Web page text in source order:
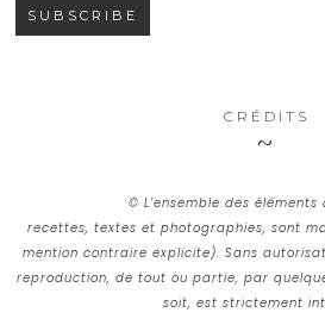
CRÉDITS
© L’ensemble des éléments
recettes, textes et photographies, sont
mention contraire explicite). Sans
reproduction, de tout ou partie, par
soit, est strictement